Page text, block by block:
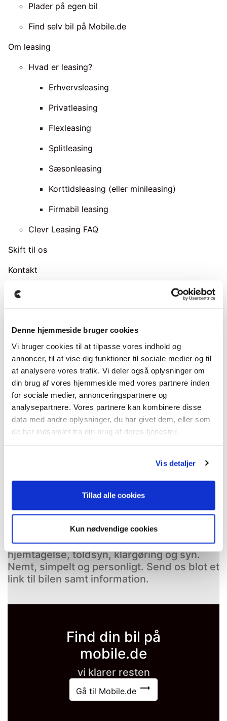
Denne hjemmeside bruger cookies
Vi bruger cookies til at tilpasse vores indhold og
annoncer, til at vise dig funktioner til sociale medier og til
at analysere vores trafik. Vi deler også oplysninger om
din brug af vores hjemmeside med vores partnere inden
for sociale medier, annonceringspartnere og
analysepartnere. Vores partnere kan kombinere disse
data med andre oplysninger, du har givet dem, eller som
de har indsamlet fra din brug af deres tjenester.
Vis detaljer
Tillad alle cookies
Kun nødvendige cookies
Plader på egen bil
Find selv bil på Mobile.de
Om leasing
Hvad er leasing?
Erhvervsleasing
Privatleasing
Flexleasing
Splitleasing
Sæsonleasing
Korttidsleasing (eller minileasing)
Firmabil leasing
Clevr Leasing FAQ
Skift til os
Kontakt
Om Clevr Car Leasing
Om Clevr Car Leasing
Åbningstider
Vores anmeldelser
Få hjælp til salg af leasingbil
Find selv bil på Mobile.de
Find din bil på mobile.de
Ønsker du selv at finde din næste bil ned til
mindste detalje? Du kan selv finde din
næste bil på Mobile.de. Vi laver en pris på
bilen på en leasingkontrakt inkl.
hjemtagelse, toldsyn, klargøring og syn.
Nemt, simpelt og personligt. Send os blot et
link til bilen samt information.
Find din bil på
mobile.de
vi klarer resten
Gå til Mobile.de trending_flat